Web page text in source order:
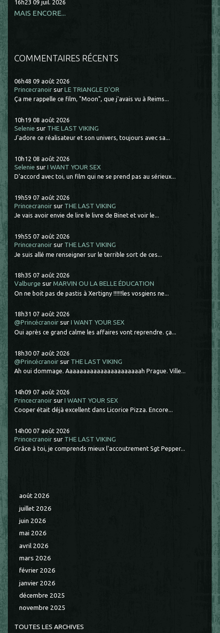
16h23 09 juil. 2026
MAIS ENCORE...
COMMENTAIRES RÉCENTS
06h48 09 août 2026
Princecranoir surLE TRIANGLE D'OR
Ça me rappelle ce film, "Moon", que j'avais vu à Reims...
10h19 08 août 2026
Selenie sur THE LAST VIKING
J'adore ce réalisateur et son univers, toujours avec sa...
10h12 08 août 2026
Selenie surI WANT YOUR SEX
D'accord avec toi, un film qui ne se prend pas au sérieux...
19h59 07 août 2026
Princecranoir sur THE LAST VIKING
Je vais avoir envie de lire le livre de Binet et voir le...
19h55 07 août 2026
Princecranoir sur THE LAST VIKING
Je suis allé me renseigner sur le terrible sort de ces...
18h35 07 août 2026
Valburge surMARVIN OU LA BELLE ÉDUCATION
On ne boit pas de pastis à Xertigny !!!!!!les vosgiens ne...
18h31 07 août 2026
@Princécranoir surI WANT YOUR SEX
Oui après ce grand calme les affaires vont reprendre. ça...
18h30 07 août 2026
@Princécranoir sur THE LAST VIKING
Ah oui dommage. Aaaaaaaaaaaaaaaaaaaaaah Prague. Ville...
14h09 07 août 2026
Princecranoir surI WANT YOUR SEX
Cooper était déjà excellent dans Licorice Pizza. Encore...
14h00 07 août 2026
Princecranoir sur THE LAST VIKING
Grâce à toi, je comprends mieux l'accoutrement Sgt Pepper...
août 2026
juillet 2026
juin 2026
mai 2026
avril 2026
mars 2026
février 2026
janvier 2026
décembre 2025
novembre 2025
TOUTES LES ARCHIVES